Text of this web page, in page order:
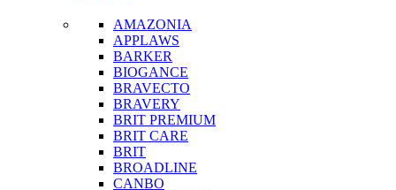
AMAZONIA
APPLAWS
BARKER
BIOGANCE
BRAVECTO
BRAVERY
BRIT PREMIUM
BRIT CARE
BRIT
BROADLINE
CANBO